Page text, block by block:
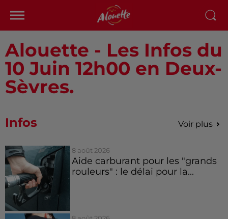
Alouette - Les Infos du
10 Juin 12h00 en Deux-
Sèvres.
Infos Voir plus
8 août 2026
Aide carburant pour les "grands
rouleurs" : le délai pour la...